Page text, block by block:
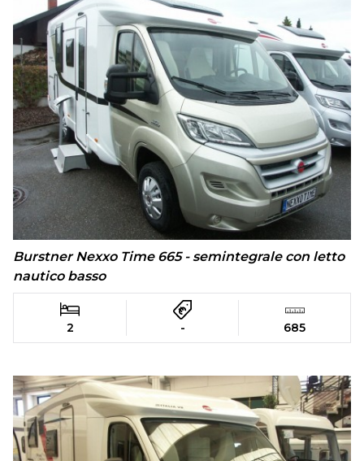
Burstner Nexxo Time 665 - semintegrale con letto
nautico basso
2 - 685